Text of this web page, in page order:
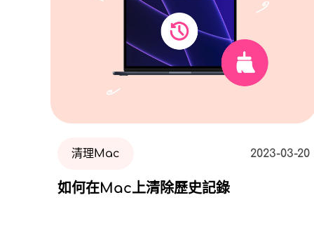
清理Mac 2023-03-20
如何在Mac上清除歷史記錄